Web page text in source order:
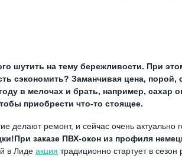
шутить на тему бережливости. При
сэкономить? Заманчивая цена,
в мелочах и брать, например, сахар
приобрести что-то стоящее.
делают ремонт, и сейчас очень
При заказе ПВХ-окон из профиля
в Лиде акция традиционно стартует в